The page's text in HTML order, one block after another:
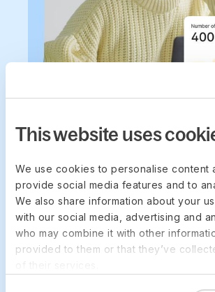
This website uses
We use cookies to personalise content
provide social media features and to
We also share information about your
with our social media, advertising and
who may combine it with other
provided to them or that they’ve
DEEL EQUITY
保持股權與薪
步
在您管理人力資源與薪資的同一處查
您的股權管理平台同步，授予資料會
務與人力資源提供單一的真實資料來源